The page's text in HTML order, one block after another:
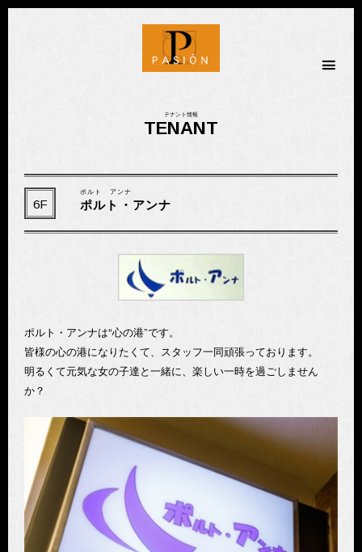
テナント情報
TENANT
6F
ポルト アンナ
ポルト・アンナ
ポルト・アンナは“心の港”です。
皆様の心の港になりたくて、スタッフ一同頑張っております。
明るくて元気な女の子達と一緒に、楽しい一時を過ごしません
か？